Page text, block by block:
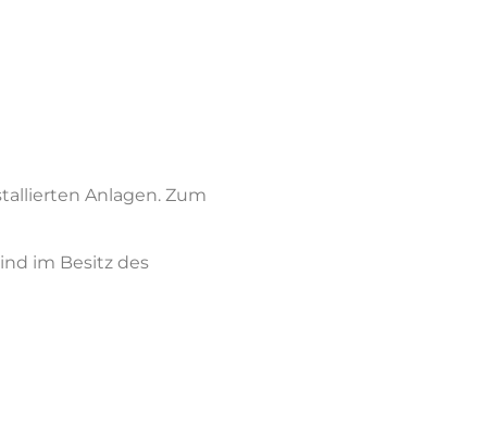
Anlagen. Zum
im Besitz des